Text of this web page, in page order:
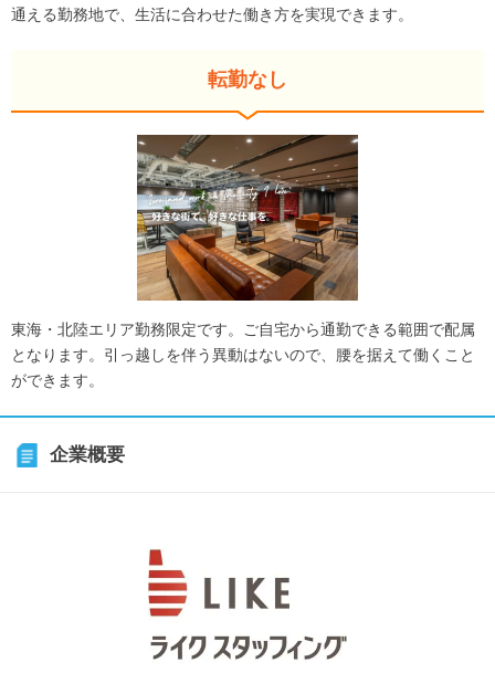
通える勤務地で、生活に合わせた働き方を実現できます。
転勤なし
東海・北陸エリア勤務限定です。ご自宅から通勤できる範囲で配属
となります。引っ越しを伴う異動はないので、腰を据えて働くこと
ができます。
企業概要